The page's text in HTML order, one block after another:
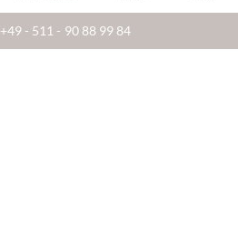
+49 - 511 - 90 88 99 84